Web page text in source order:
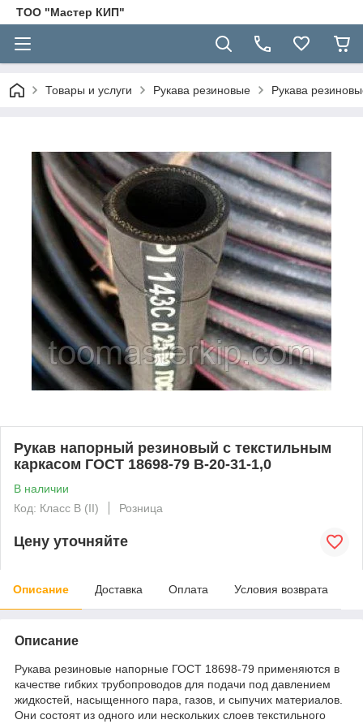
ТОО "Мастер КИП"
Товары и услуги Рукава резиновые Рукава
Рукав напорный резиновый с текстильным
каркасом ГОСТ 18698-79 В-20-31-1,0
В наличии
Код: Класс В (II)
Розница
Цену уточняйте
Описание Доставка Оплата Условия возврата
Описание
Рукава резиновые напорные ГОСТ 18698-79 применяются в
качестве гибких трубопроводов для подачи под давлением
жидкостей, насыщенного пара, газов, и сыпучих материалов.
Они состоят из одного или нескольких слоев текстильного